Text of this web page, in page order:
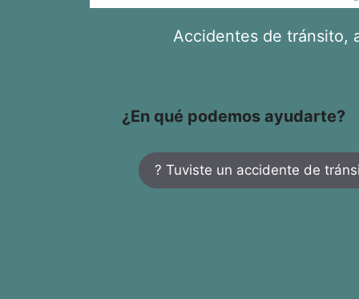
Accidentes de tránsito,
¿En qué podemos ayudarte?
? Tuviste un accidente de